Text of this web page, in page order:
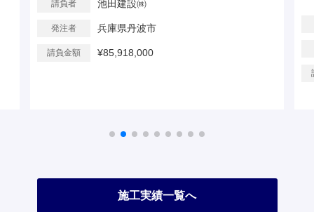
請負者 池田建設㈱
発注者 兵庫県北播磨県民局
施工実績一覧へ